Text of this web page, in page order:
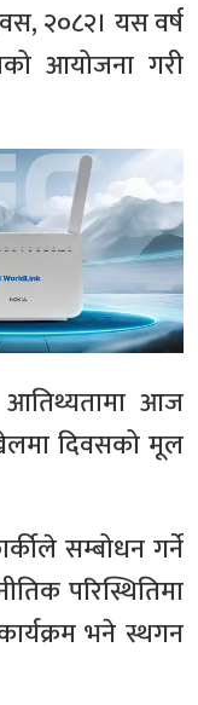
२०८२। यस वर्ष
आयोजना गरी
आतिथ्यतामा आज
दिवसको मूल
सम्बोधन गर्ने
परिस्थितिमा
भने स्थगन